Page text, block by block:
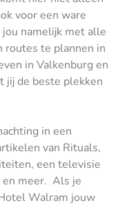
voor een ware
namelijk met alle
te plannen in
in Valkenburg en
jij de beste plekken
in een
van Rituals,
een televisie
en meer. Als je
Walram jouw